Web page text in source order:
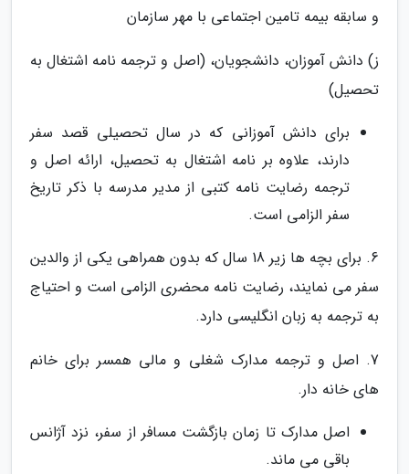
و سابقه بیمه تامین اجتماعی با مهر سازمان
ز) دانش آموزان، دانشجویان، (اصل و ترجمه نامه اشتغال به
تحصیل)
برای دانش آموزانی که در سال تحصیلی قصد سفر
دارند، علاوه بر نامه اشتغال به تحصیل، ارائه اصل و
ترجمه رضایت نامه کتبی از مدیر مدرسه با ذکر تاریخ
سفر الزامی است.
6. برای بچه ها زیر 18 سال که بدون همراهی یکی از والدین
سفر می نمایند، رضایت نامه محضری الزامی است و احتیاج
به ترجمه به زبان انگلیسی دارد.
7. اصل و ترجمه مدارک شغلی و مالی همسر برای خانم
های خانه دار.
اصل مدارک تا زمان بازگشت مسافر از سفر، نزد آژانس
باقی می ماند.